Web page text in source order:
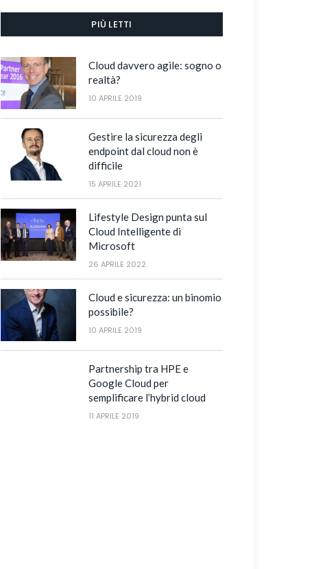
PIÙ LETTI
Cloud davvero agile: sogno o
realtà?
10 APRILE 2019
Gestire la sicurezza degli
endpoint dal cloud non è
difficile
15 APRILE 2021
Lifestyle Design punta sul
Cloud Intelligente di
Microsoft
26 APRILE 2022
Cloud e sicurezza: un binomio
possibile?
10 APRILE 2019
Partnership tra HPE e
Google Cloud per
semplificare l’hybrid cloud
11 APRILE 2019